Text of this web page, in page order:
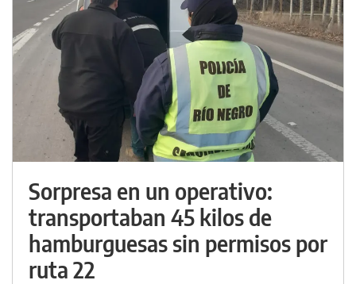
Sorpresa en un operativo:
transportaban 45 kilos de
hamburguesas sin permisos por
ruta 22